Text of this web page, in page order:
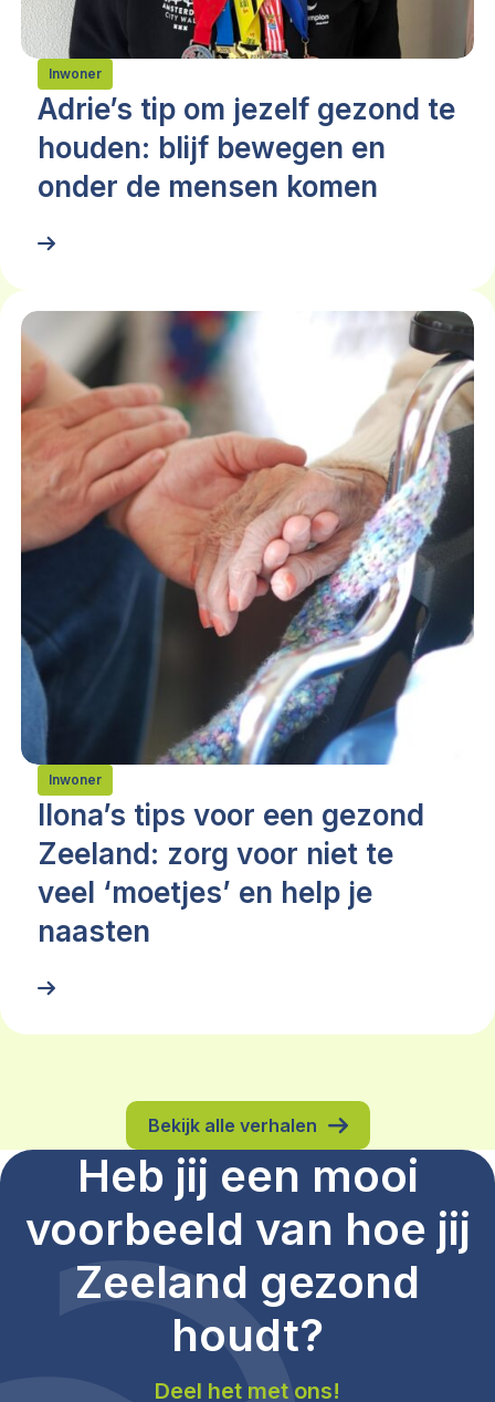
Inwoner
Adrie’s tip om jezelf gezond te
houden: blijf bewegen en
onder de mensen komen
Inwoner
Ilona’s tips voor een gezond
Zeeland: zorg voor niet te
veel ‘moetjes’ en help je
naasten
Bekijk alle verhalen
Heb jij een mooi
voorbeeld van hoe jij
Zeeland gezond
houdt?
Deel het met ons!